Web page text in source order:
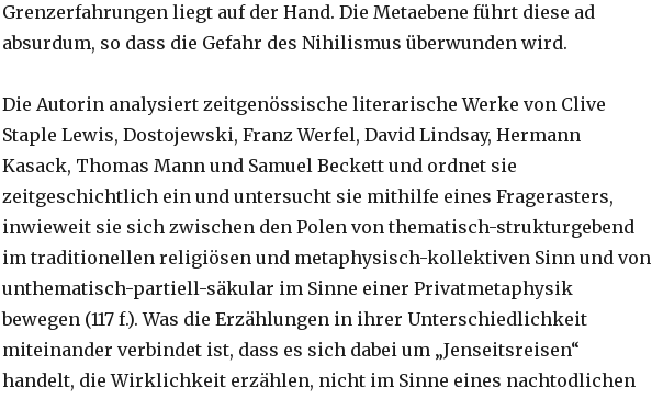
Grenzerfahrungen liegt auf der Hand. Die Metaebene führt diese ad
absurdum, so dass die Gefahr des Nihilismus überwunden wird.
Die Autorin analysiert zeitgenössische literarische Werke von Clive
Staple Lewis, Dostojewski, Franz Werfel, David Lindsay, Hermann
Kasack, Thomas Mann und Samuel Beckett und ordnet sie
zeitgeschichtlich ein und untersucht sie mithilfe eines Fragerasters,
inwieweit sie sich zwischen den Polen von thematisch-strukturgebend
im traditionellen religiösen und metaphysisch-kollektiven Sinn und von
unthematisch-partiell-säkular im Sinne einer Privatmetaphysik
bewegen (117 f.). Was die Erzählungen in ihrer Unterschiedlichkeit
miteinander verbindet ist, dass es sich dabei um „Jenseitsreisen“
handelt, die Wirklichkeit erzählen, nicht im Sinne eines nachtodlichen